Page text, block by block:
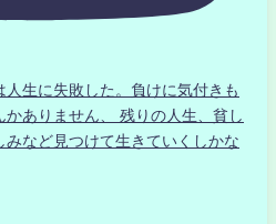
生に失敗した。負けに気付きも
ありません、 残りの人生、貧し
みなど見つけて生きていくしかな